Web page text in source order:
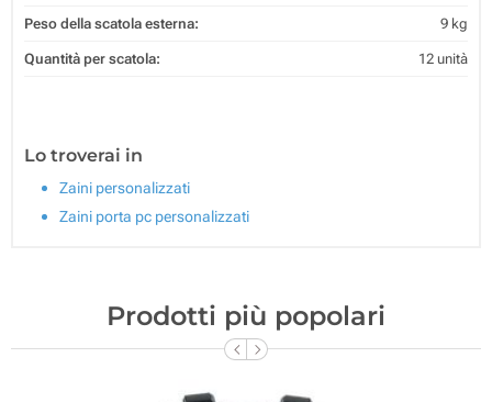
Peso della scatola esterna: 9 kg
Quantità per scatola: 12 unità
Lo troverai in
Zaini personalizzati
Zaini porta pc personalizzati
Prodotti più popolari